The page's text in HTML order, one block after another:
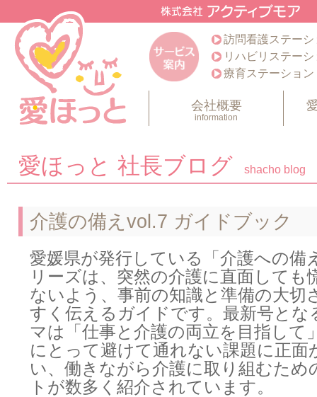
訪問看護ステー
リハビリステー
療育ステーション
会社概要
information
愛ほっと 社長ブログ shacho blog
介護の備えvol.7 ガイドブック
愛媛県が発行している「介護への備
リーズは、突然の介護に直面しても
ないよう、事前の知識と準備の大切
すく伝えるガイドです。最新号とな
マは「仕事と介護の両立を目指して
にとって避けて通れない課題に正面
い、働きながら介護に取り組むため
トが数多く紹介されています。